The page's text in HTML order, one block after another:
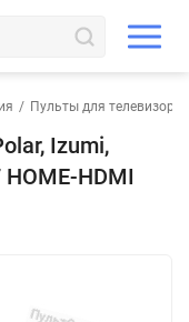
/ Пульты для телевизора
Izumi,
HDMI